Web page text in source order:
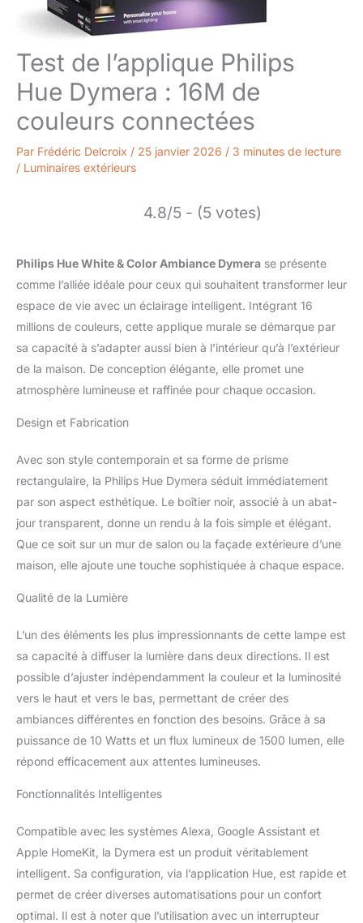
Test de l’applique Philips
Hue Dymera : 16M de
couleurs connectées
Par Frédéric Delcroix / 25 janvier 2026 / 3 minutes de lecture
/ Luminaires extérieurs
4.8/5 - (5 votes)
Philips Hue White & Color Ambiance Dymera se présente
comme l’alliée idéale pour ceux qui souhaitent transformer leur
espace de vie avec un éclairage intelligent. Intégrant 16
millions de couleurs, cette applique murale se démarque par
sa capacité à s’adapter aussi bien à l’intérieur qu’à l’extérieur
de la maison. De conception élégante, elle promet une
atmosphère lumineuse et raffinée pour chaque occasion.
Design et Fabrication
Avec son style contemporain et sa forme de prisme
rectangulaire, la Philips Hue Dymera séduit immédiatement
par son aspect esthétique. Le boîtier noir, associé à un abat-
jour transparent, donne un rendu à la fois simple et élégant.
Que ce soit sur un mur de salon ou la façade extérieure d’une
maison, elle ajoute une touche sophistiquée à chaque espace.
Qualité de la Lumière
L’un des éléments les plus impressionnants de cette lampe est
sa capacité à diffuser la lumière dans deux directions. Il est
possible d’ajuster indépendamment la couleur et la luminosité
vers le haut et vers le bas, permettant de créer des
ambiances différentes en fonction des besoins. Grâce à sa
puissance de 10 Watts et un flux lumineux de 1500 lumen, elle
répond efficacement aux attentes lumineuses.
Fonctionnalités Intelligentes
Compatible avec les systèmes Alexa, Google Assistant et
Apple HomeKit, la Dymera est un produit véritablement
intelligent. Sa configuration, via l’application Hue, est rapide et
permet de créer diverses automatisations pour un confort
optimal. Il est à noter que l’utilisation avec un interrupteur